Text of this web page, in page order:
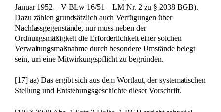
Schlüter, Erbrecht 15. Aufl. Rdn. 672; Staudinger/Werner,
aaO § 2038 Rdn. 13).
Der Senat schließt sich der erstgenannten Auffassung an. Für
die Wesentlichkeit einer Veränderung ist auf den gesamten
Nachlass abzustellen, anderenfalls läge in jeder Verfügung
Veränderung; derartige Maßnahmen wären mithin nie
ordnungsgemäß. Das wäre indes mit Wortlaut und